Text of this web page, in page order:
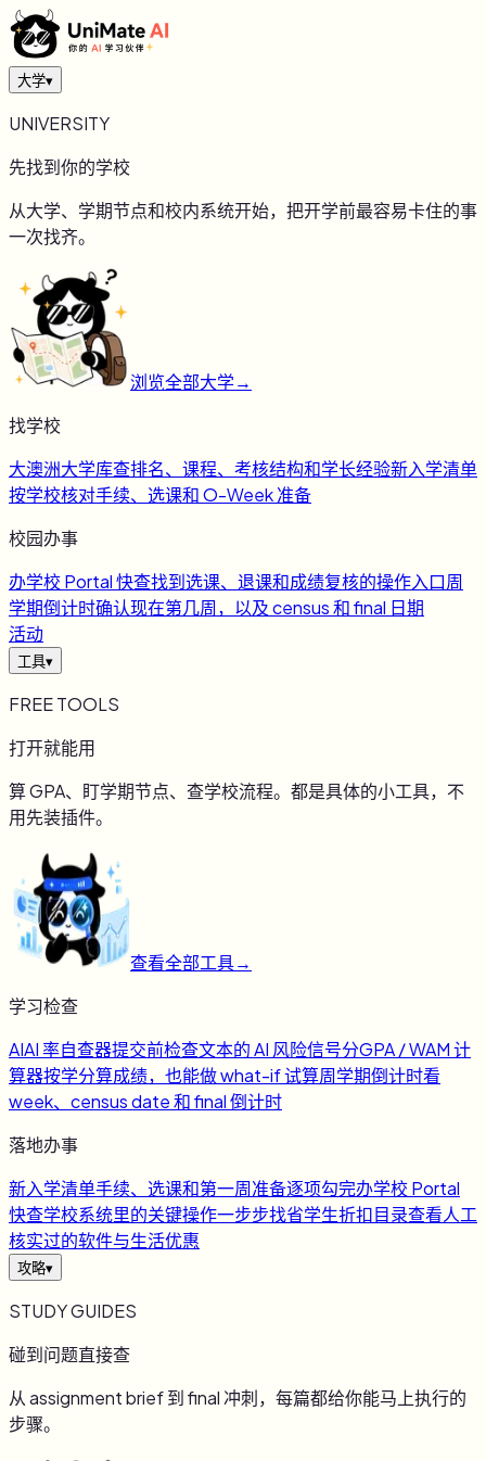
大学▾
UNIVERSITY
先找到你的学校
从大学、学期节点和校内系统开始，把开学前最容易卡住的事
一次找齐。
浏览全部大学→
找学校
大澳洲大学库查排名、课程、考核结构和学长经验新入学清单
按学校核对手续、选课和 O-Week 准备
校园办事
办学校 Portal 快查找到选课、退课和成绩复核的操作入口周
学期倒计时确认现在第几周，以及 census 和 final 日期
活动
工具▾
FREE TOOLS
打开就能用
算 GPA、盯学期节点、查学校流程。都是具体的小工具，不
用先装插件。
查看全部工具→
学习检查
AIAI 率自查器提交前检查文本的 AI 风险信号分GPA / WAM 计
算器按学分算成绩，也能做 what-if 试算周学期倒计时看
week、census date 和 final 倒计时
落地办事
新入学清单手续、选课和第一周准备逐项勾完办学校 Portal
快查学校系统里的关键操作一步步找省学生折扣目录查看人工
核实过的软件与生活优惠
攻略▾
STUDY GUIDES
碰到问题直接查
从 assignment brief 到 final 冲刺，每篇都给你能马上执行的
步骤。